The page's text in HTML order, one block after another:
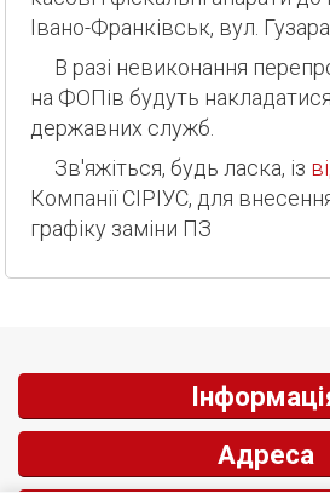
Івано-Франківськ, вул.
В разі невиконання перепрограмування РРО
на ФОПів будуть
державних служб.
Зв'яжіться, будь ласка, із
Компанії СІРІУС, для
графіку заміни ПЗ
Адреса